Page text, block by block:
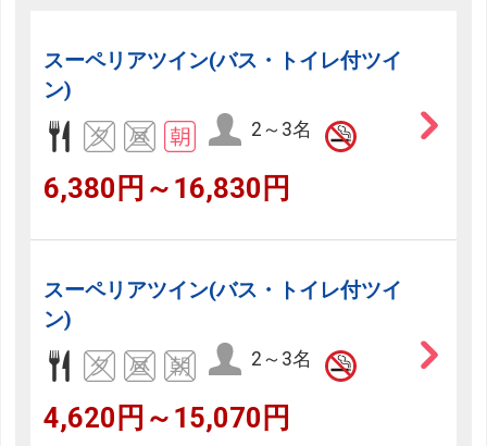
スーペリアツイン(バス・トイレ付ツイ
ン)
2～3名
6,380円～16,830円
スーペリアツイン(バス・トイレ付ツイ
ン)
2～3名
4,620円～15,070円